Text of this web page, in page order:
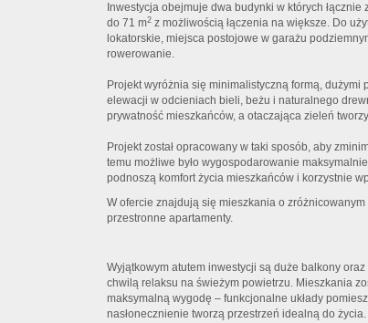
Inwestycja obejmuje dwa budynki w których
do 71 m2 z możliwością łączenia na większe. Do
lokatorskie, miejsca postojowe w garażu
rowerowanie.
Projekt wyróżnia się minimalistyczną formą,
elewacji w odcieniach bieli, beżu i naturalnego
prywatność mieszkańców, a otaczająca zieleń
Projekt został opracowany w taki sposób, aby
temu możliwe było wygospodarowanie
podnoszą komfort życia mieszkańców i korzystnie
W ofercie znajdują się mieszkania o
przestronne apartamenty.
Wyjątkowym atutem inwestycji są duże balkony
chwilą relaksu na świeżym powietrzu. Mieszkania
maksymalną wygodę – funkcjonalne układy
nasłonecznienie tworzą przestrzeń idealną do życia.